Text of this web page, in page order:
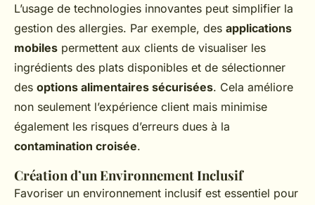
L’usage de technologies innovantes peut simplifier la
gestion des allergies. Par exemple, des applications
mobiles permettent aux clients de visualiser les
ingrédients des plats disponibles et de sélectionner
des options alimentaires sécurisées. Cela améliore
non seulement l’expérience client mais minimise
également les risques d’erreurs dues à la
contamination croisée.
Création d’un Environnement Inclusif
Favoriser un environnement inclusif est essentiel pour